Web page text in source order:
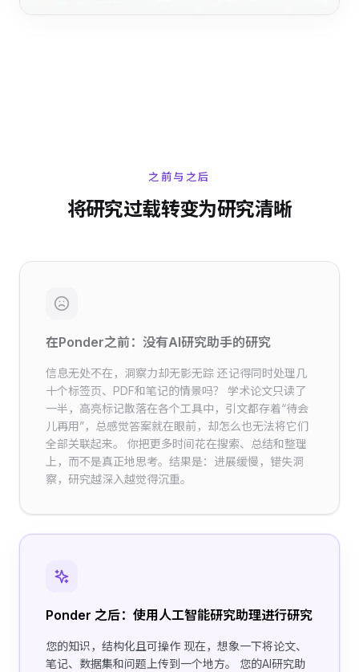
之前与之后
将研究过载转变为研究清晰
在Ponder之前：没有AI研究助手的研究
信息无处不在，洞察力却无影无踪 还记得同时处理几
十个标签页、PDF和笔记的情景吗？ 学术论文只读了
一半，高亮标记散落在各个工具中，引文都存着“待会
儿再用”，总感觉答案就在眼前，却怎么也无法将它们
全部关联起来。 你把更多时间花在搜索、总结和整理
上，而不是真正地思考。结果是：进展缓慢，错失洞
察，研究越深入越觉得沉重。
Ponder 之后：使用人工智能研究助理进行研究
您的知识，结构化且可操作 现在，想象一下将论文、
笔记、数据集和问题上传到一个地方。 您的AI研究助